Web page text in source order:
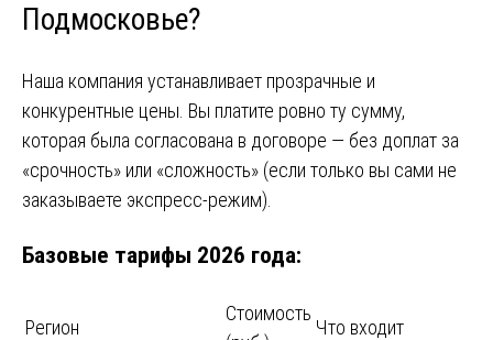
Подмосковье?
Наша компания устанавливает прозрачные и
конкурентные цены. Вы платите ровно ту сумму,
которая была согласована в договоре — без доплат за
«срочность» или «сложность» (если только вы сами не
заказываете экспресс-режим).
Базовые тарифы 2026 года:
Регион
Стоимость
Что входит